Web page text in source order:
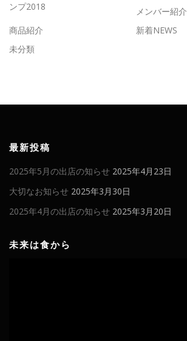
ンプ2018
メンバー紹介
商品紹介
新着NEWS
未分類
最新投稿
2025年5月の出店の知らせ 2025年4月23日
大切なお知らせ 2025年3月30日
2025年4月の出店の知らせ 2025年3月20日
未来は食から